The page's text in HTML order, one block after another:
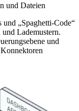
und Dateien
und „Spaghetti-Code“
Lademustern.
und